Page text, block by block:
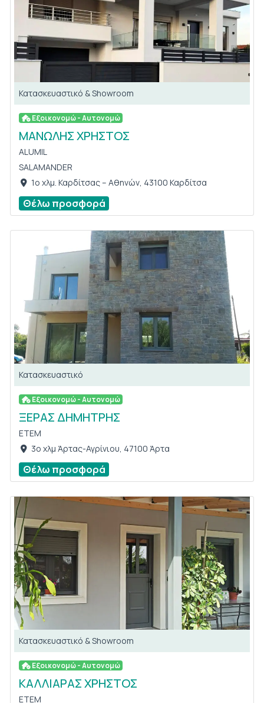
Κατασκευαστικό & Showroom
Εξοικονομώ - Αυτονομώ
ΜΑΝΩΛΗΣ ΧΡΗΣΤΟΣ
ALUMIL
SALAMANDER
1ο χλμ. Καρδίτσας – Αθηνών, 43100 Καρδίτσα
Θέλω προσφορά
Κατασκευαστικό
Εξοικονομώ - Αυτονομώ
ΞΕΡΑΣ ΔΗΜΗΤΡΗΣ
ETEM
3ο χλμ Άρτας-Αγρίνιου, 47100 Άρτα
Θέλω προσφορά
Κατασκευαστικό & Showroom
Εξοικονομώ - Αυτονομώ
ΚΑΛΛΙΑΡΑΣ ΧΡΗΣΤΟΣ
ETEM